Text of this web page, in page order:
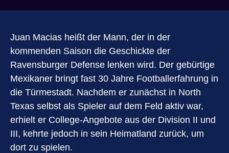
Juan Macias heißt der Mann, der in der
kommenden Saison die Geschickte der
Ravensburger Defense lenken wird. Der gebürtige
Mexikaner bringt fast 30 Jahre Footballerfahrung in
die Türmestadt. Nachdem er zunächst in North
Texas selbst als Spieler auf dem Feld aktiv war,
erhielt er College-Angebote aus der Division II und
III, kehrte jedoch in sein Heimatland zurück, um
dort zu spielen.